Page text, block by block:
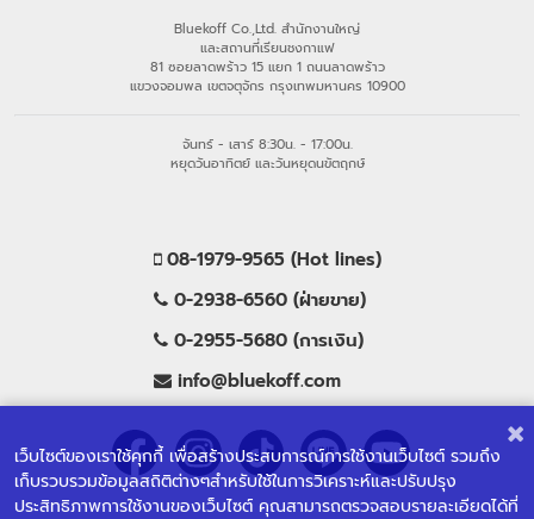
เว็บไซต์ของเราใช้คุกกี้ เพื่อสร้างประสบการณ์การใช้งานเว็บไซต์ รวมถึง
เก็บรวบรวมข้อมูลสถิติต่างๆสำหรับใช้ในการวิเคราะห์และปรับปรุง
ประสิทธิภาพการใช้งานของเว็บไซต์ คุณสามารถตรวจสอบรายละเอียดได้ที่
Bluekoff Co.,Ltd. สำนักงานใหญ่
และสถานที่เรียนชงกาแฟ
81 ซอยลาดพร้าว 15 แยก 1 ถนนลาดพร้าว
แขวงจอมพล เขตจตุจักร กรุงเทพมหานคร 10900
จันทร์ - เสาร์ 8:30น. - 17:00น.
หยุดวันอาทิตย์ และวันหยุดนขัตฤกษ์
08-1979-9565 (Hot lines)
0-2938-6560 (ฝ่ายขาย)
0-2955-5680 (การเงิน)
info@bluekoff.com